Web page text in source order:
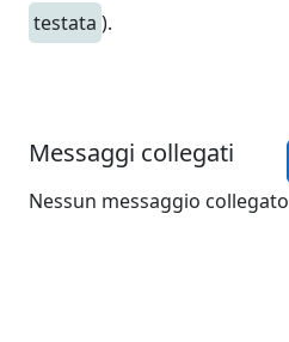
testata ).
Messaggi collegati
Nessun messaggio collegato